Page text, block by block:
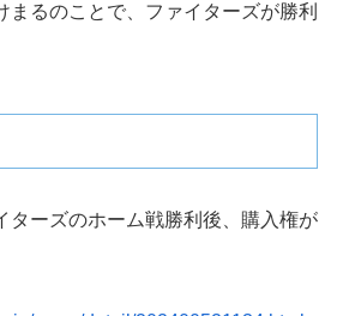
まるのことで、ファイターズが勝利
ターズのホーム戦勝利後、購入権が